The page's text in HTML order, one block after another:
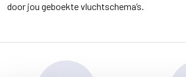
door jou geboekte vluchtschema’s.